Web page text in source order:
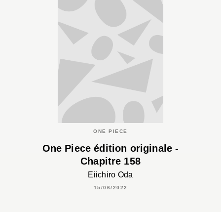
ONE PIECE
One Piece édition originale -
Chapitre 158
Eiichiro Oda
15/06/2022